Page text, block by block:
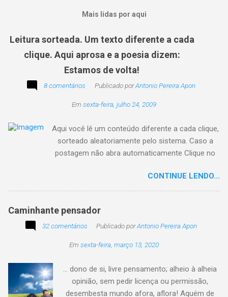
Mais lidas por aqui
Leitura sorteada. Um texto diferente a cada
clique. Aqui aprosa e a poesia dizem:
Estamos de volta!
8 comentários Publicado porAntonio Pereira Apon
Em sexta-feira, julho 24, 2009
Aqui você lê um conteúdo diferente a cada clique,
sorteado aleatoriamente pelo sistema. Caso a
postagem não abra automaticamente Clique no
CONTINUE LENDO...
Caminhante pensador
32 comentários Publicado porAntonio Pereira Apon
Em sexta-feira, março 13, 2020
... dono de si, livre pensamento; alheio à alheia
opinião, sem pedir licença ou permissão,
desembesta mundo afora, aflora! Aquém de